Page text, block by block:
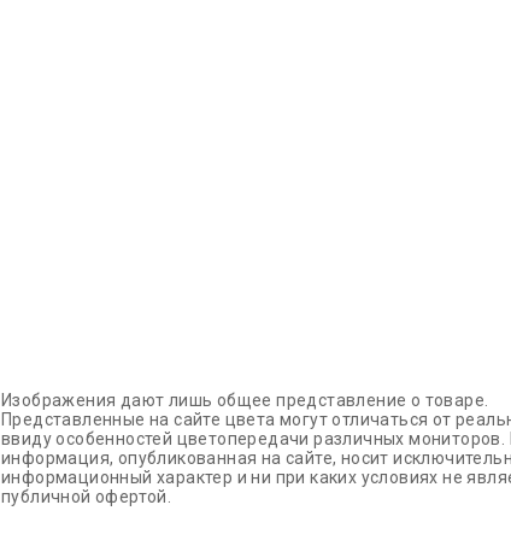
Изображения дают лишь общее представление о товаре.
Представленные на сайте цвета могут отличаться от
ввиду особенностей цветопередачи различных мониторов.
информация, опубликованная на сайте, носит
информационный характер и ни при каких условиях не
публичной офертой.